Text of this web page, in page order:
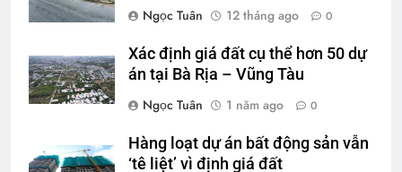
Ngọc Tuân
12 tháng ago 0
Xác định giá đất cụ thể hơn 50 dự
án tại Bà Rịa – Vũng Tàu
Ngọc Tuân
1 năm ago 0
Hàng loạt dự án bất động sản vẫn
‘tê liệt’ vì định giá đất